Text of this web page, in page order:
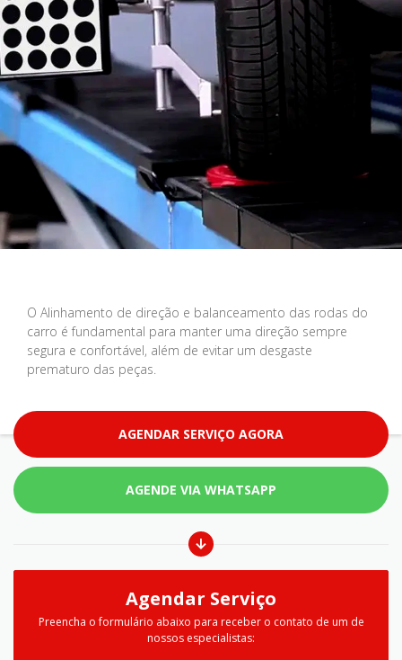
O Alinhamento de direção e balanceamento das rodas do
carro é fundamental para manter uma direção sempre
segura e confortável, além de evitar um desgaste
prematuro das peças.
AGENDAR SERVIÇO AGORA
AGENDE VIA WHATSAPP
Agendar Serviço
Preencha o formulário abaixo para receber o contato de um de
nossos especialistas: